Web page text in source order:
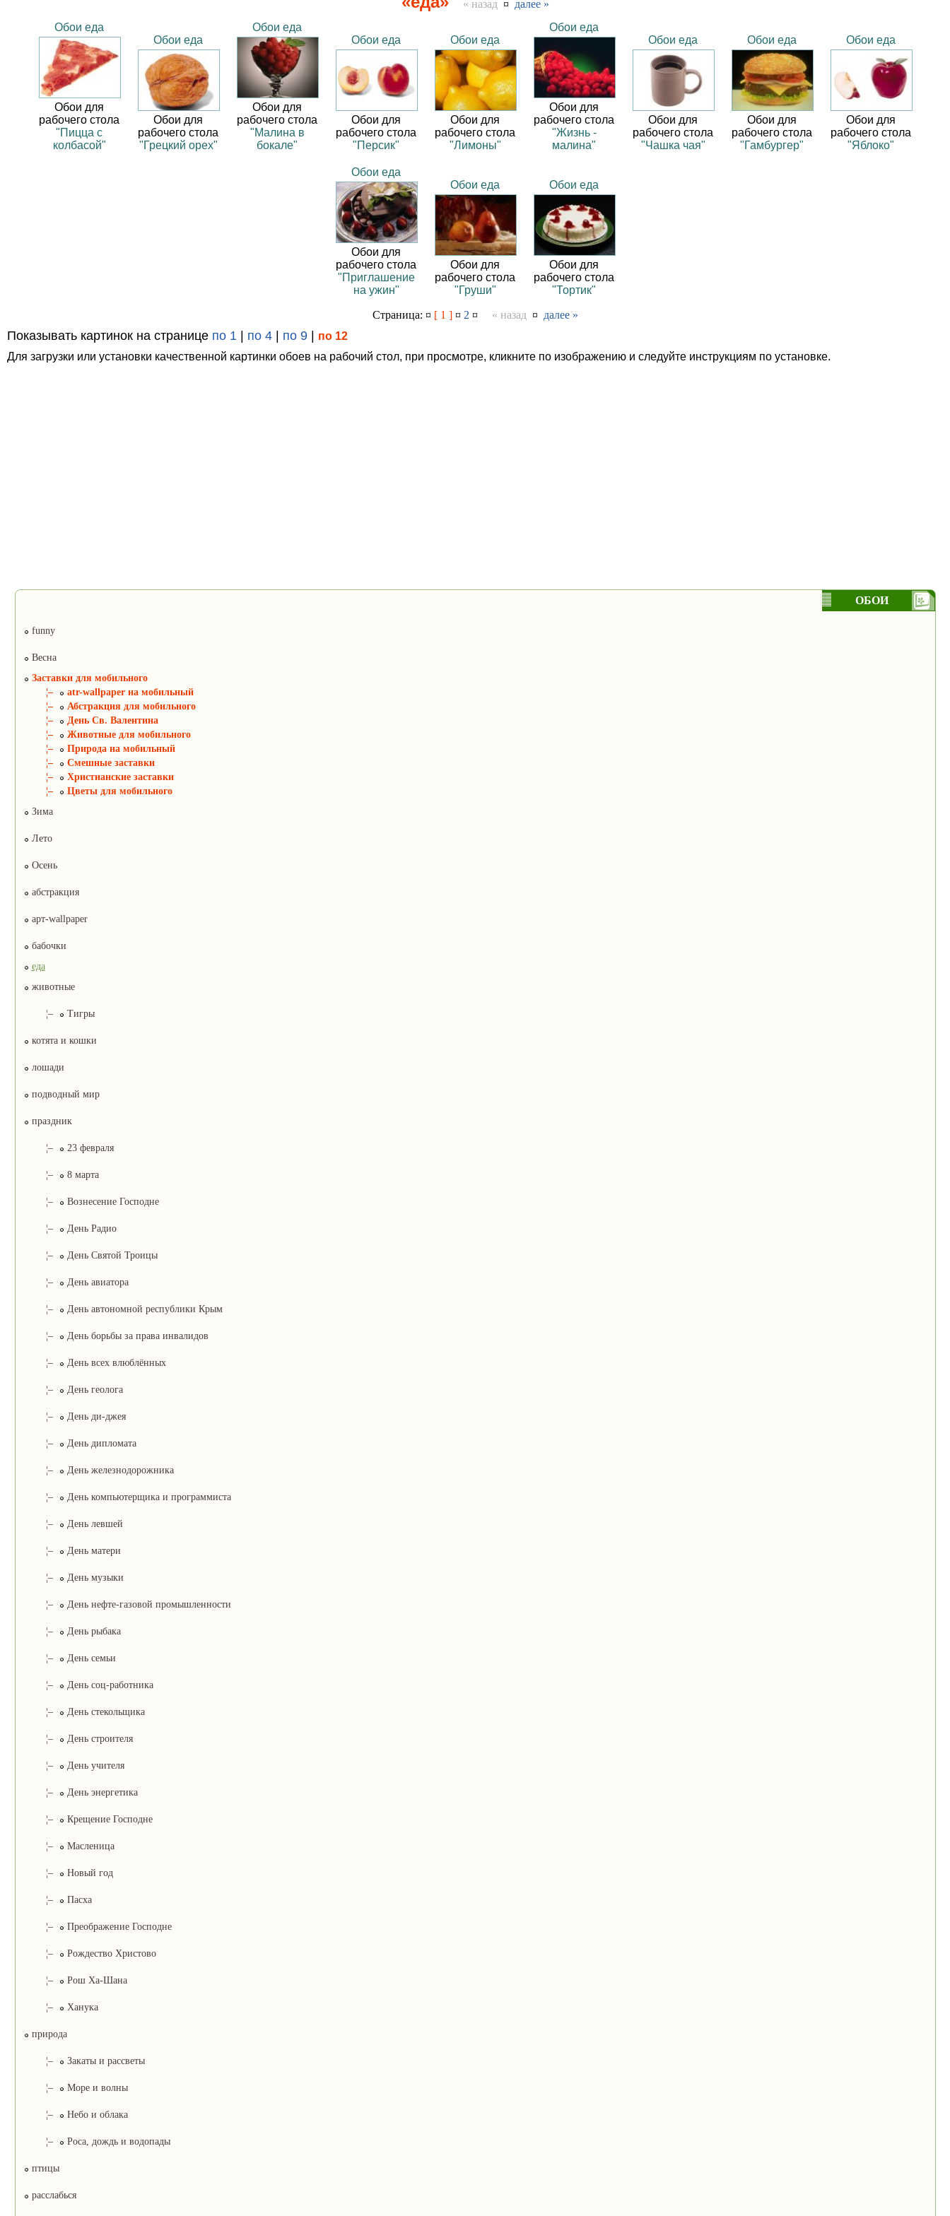
« назад ¤ далее »
Обои еда
Обои для
рабочего стола
"Пицца с
колбасой"
Обои еда
Обои для
рабочего стола
"Грецкий орех"
Обои еда
Обои для
рабочего стола
"Малина в
бокале"
Обои еда
Обои для
рабочего стола
"Персик"
Обои еда
Обои для
рабочего стола
"Лимоны"
Обои еда
Обои для
рабочего стола
"Жизнь -
малина"
Обои еда
Обои для
рабочего стола
"Чашка чая"
Обои еда
Обои для
рабочего стола
"Гамбургер"
Обои еда
Обои для
рабочего стола
"Яблоко"
Обои еда
Обои для
рабочего стола
"Приглашение
на ужин"
Обои еда
Обои для
рабочего стола
"Груши"
Обои еда
Обои для
рабочего стола
"Тортик"
Страница: ¤ [ 1 ]¤ 2 ¤ « назад ¤ далее »
Показывать картинок на странице по 1 по 4 по 9
по 12
Для загрузки или установки качественной картинки обоев на рабочий стол, при просмотре, кликните по изображению и следуйте инструкциям по установке.
ОБОИ
funny
Весна
Заставки для мобильного
¦–
atr-wallpaper на мобильный
¦–
Абстракция для мобильного
¦–
День Св. Валентина
¦–
Животные для мобильного
¦–
Природа на мобильный
¦–
Смешные заставки
¦–
Христианские заставки
¦–
Цветы для мобильного
Зима
Лето
Осень
абстракция
арт-wallpaper
бабочки
еда
животные
¦– Тигры
котята и кошки
лошади
подводный мир
праздник
¦– 23 февраля
¦– 8 марта
¦– Вознесение Господне
¦– День Радио
¦– День Святой Троицы
¦– День авиатора
¦– День автономной республики Крым
¦– День борьбы за права инвалидов
¦– День всех влюблённых
¦– День геолога
¦– День ди-джея
¦– День дипломата
¦– День железнодорожника
¦– День компьютерщика и программиста
¦– День левшей
¦– День матери
¦– День музыки
¦– День нефте-газовой промышленности
¦– День рыбака
¦– День семьи
¦– День соц-работника
¦– День стекольщика
¦– День строителя
¦– День учителя
¦– День энергетика
¦– Крещение Господне
¦– Масленица
¦– Новый год
¦– Пасха
¦– Преображение Господне
¦– Рождество Христово
¦– Рош Ха-Шана
¦– Ханука
природа
¦– Закаты и рассветы
¦– Море и волны
¦– Небо и облака
¦– Роса, дождь и водопады
птицы
расслабься